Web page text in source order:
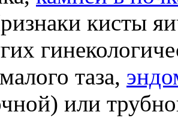
кисты
таза,
или